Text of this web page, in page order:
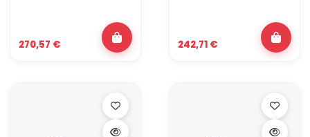
270,57 € 242,71 €